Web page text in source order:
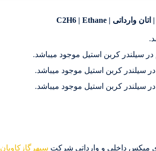
میکس داخلی و وارداتی شرکت سپهرگازکاویان